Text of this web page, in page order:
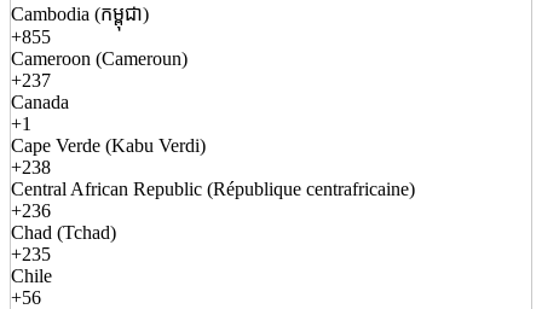
Cambodia (កម្ពុជា)
+855
Cameroon (Cameroun)
+237
Canada
+1
Cape Verde (Kabu Verdi)
+238
Central African Republic (République centrafricaine)
+236
Chad (Tchad)
+235
Chile
+56